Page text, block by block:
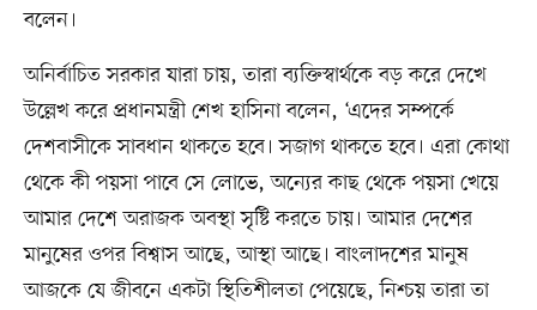
বলেন।
অনির্বাচিত সরকার যারা চায়, তারা ব্যক্তিস্বার্থকে বড় করে দেখে
উল্লেখ করে প্রধানমন্ত্রী শেখ হাসিনা বলেন, ‘এদের সম্পর্কে
দেশবাসীকে সাবধান থাকতে হবে। সজাগ থাকতে হবে। এরা কোথা
থেকে কী পয়সা পাবে সে লোভে, অন্যের কাছ থেকে পয়সা খেয়ে
আমার দেশে অরাজক অবস্থা সৃষ্টি করতে চায়। আমার দেশের
মানুষের ওপর বিশ্বাস আছে, আস্থা আছে। বাংলাদশের মানুষ
আজকে যে জীবনে একটা স্থিতিশীলতা পেয়েছে, নিশ্চয় তারা তা